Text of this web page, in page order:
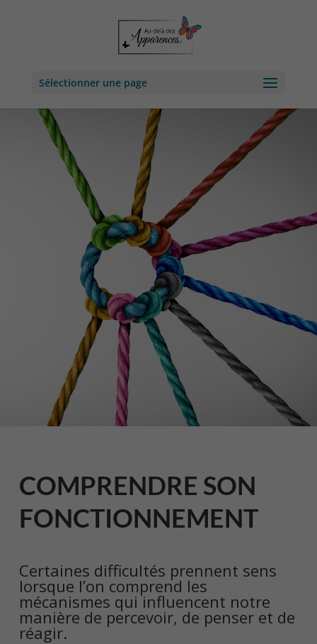
Sélectionner une page
COMPRENDRE SON
FONCTIONNEMENT
Certaines difficultés prennent sens
lorsque l’on comprend les
mécanismes qui influencent notre
manière de percevoir, de penser et de
réagir.